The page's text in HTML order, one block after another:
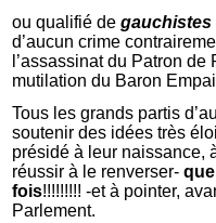
ou qualifié degauchistes
d’aucun crime
l’assassinat du Patron
mutilation du Baron
Tous les grands partis
soutenir des idées très
présidé à leur naissance,
réussir à le renverser-
fois!!!!!!!!! -et à pointer,
Parlement.